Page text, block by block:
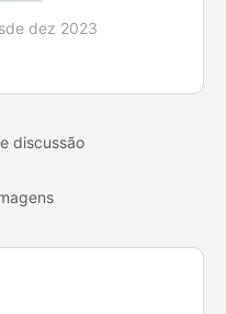
dez 2023
discussão